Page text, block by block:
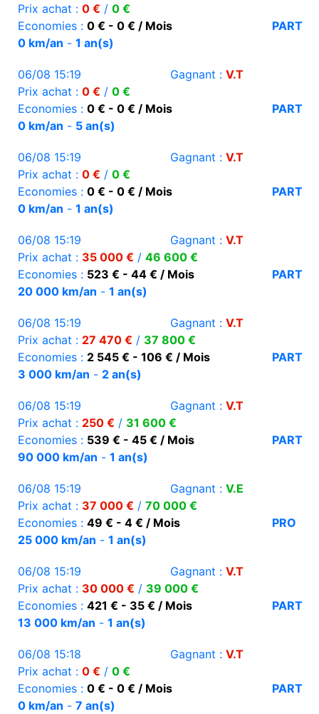
Prix achat : 0 € / 0 €
Economies : 0 € - 0 € / Mois
PART
0 km/an - 1 an(s)
06/08 15:19 Gagnant : V.T
Prix achat : 0 € / 0 €
Economies : 0 € - 0 € / Mois
PART
0 km/an - 5 an(s)
06/08 15:19 Gagnant : V.T
Prix achat : 0 € / 0 €
Economies : 0 € - 0 € / Mois
PART
0 km/an - 1 an(s)
06/08 15:19 Gagnant : V.T
Prix achat : 35 000 € / 46 600 €
Economies : 523 € - 44 € / Mois
PART
20 000 km/an - 1 an(s)
06/08 15:19 Gagnant : V.T
Prix achat : 27 470 € / 37 800 €
Economies : 2 545 € - 106 € / Mois
PART
3 000 km/an - 2 an(s)
06/08 15:19 Gagnant : V.T
Prix achat : 250 € / 31 600 €
Economies : 539 € - 45 € / Mois
PART
90 000 km/an - 1 an(s)
06/08 15:19 Gagnant : V.E
Prix achat : 37 000 € / 70 000 €
Economies : 49 € - 4 € / Mois
PRO
25 000 km/an - 1 an(s)
06/08 15:19 Gagnant : V.T
Prix achat : 30 000 € / 39 000 €
Economies : 421 € - 35 € / Mois
PART
13 000 km/an - 1 an(s)
06/08 15:18 Gagnant : V.T
Prix achat : 0 € / 0 €
Economies : 0 € - 0 € / Mois
PART
0 km/an - 7 an(s)